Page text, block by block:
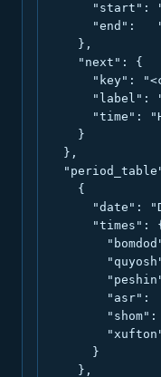
"start":
"end":
    },
    "next": {
"key":
"label":
"time":
    }
  },
    {
"date":
      "times": {
"asr":
"shom":
      }
    },